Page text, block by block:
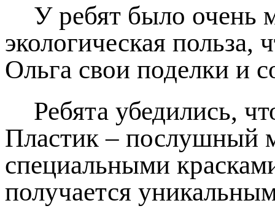
У ребят было очень
экологическая польза,
Ольга свои поделки и
Ребята убедились,
Пластик – послушный
специальными
получается